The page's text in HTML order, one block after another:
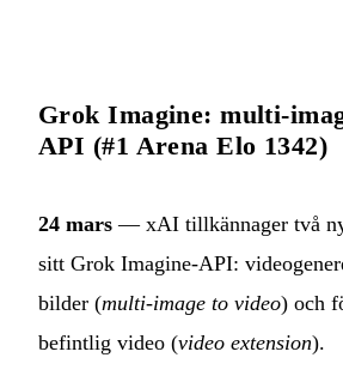
Grok Imagine: multi-
API (#1 Arena Elo 1342)
24 mars — xAI tillkännager två
sitt Grok Imagine-API:
bilder (multi-image to video) och
befintlig video (video extension).